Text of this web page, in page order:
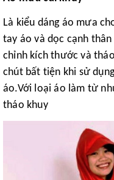
Là kiểu dáng áo mưa
tay áo và dọc cạnh
chỉnh kích thước và
chút bất tiện khi sử
áo.Với loại áo làm từ
tháo khuy